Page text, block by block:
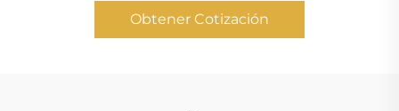
Obtener Cotización